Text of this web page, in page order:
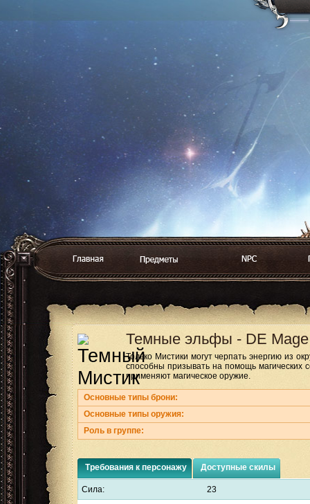
Темные эльфы - DE Mage
Только Мистики могут черпать энергию из
способны призывать на помощь магических
применяют магическое оружие.
Основные типы брони:
Основные типы оружия:
Роль в группе:
Требования к персонажу Доступные скилы
Сила: 23